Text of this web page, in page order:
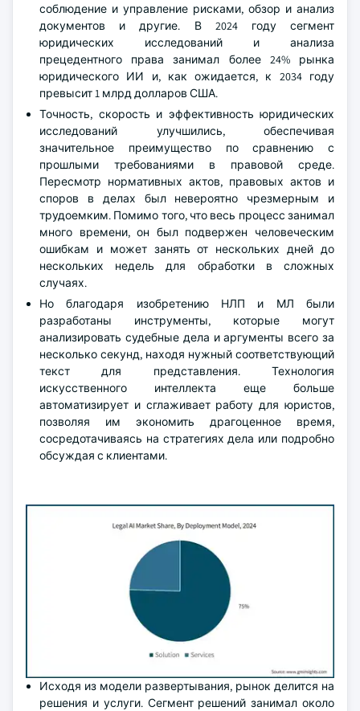
соблюдение и управление рисками, обзор и анализ
документов и другие. В 2024 году сегмент
юридических исследований и анализа
прецедентного права занимал более 24% рынка
юридического ИИ и, как ожидается, к 2034 году
превысит 1 млрд долларов США.
Точность, скорость и эффективность юридических
исследований улучшились, обеспечивая
значительное преимущество по сравнению с
прошлыми требованиями в правовой среде.
Пересмотр нормативных актов, правовых актов и
споров в делах был невероятно чрезмерным и
трудоемким. Помимо того, что весь процесс занимал
много времени, он был подвержен человеческим
ошибкам и может занять от нескольких дней до
нескольких недель для обработки в сложных
случаях.
Но благодаря изобретению НЛП и МЛ были
разработаны инструменты, которые могут
анализировать судебные дела и аргументы всего за
несколько секунд, находя нужный соответствующий
текст для представления. Технология
искусственного интеллекта еще больше
автоматизирует и сглаживает работу для юристов,
позволяя им экономить драгоценное время,
сосредотачиваясь на стратегиях дела или подробно
обсуждая с клиентами.
Исходя из модели развертывания, рынок делится на
решения и услуги. Сегмент решений занимал около